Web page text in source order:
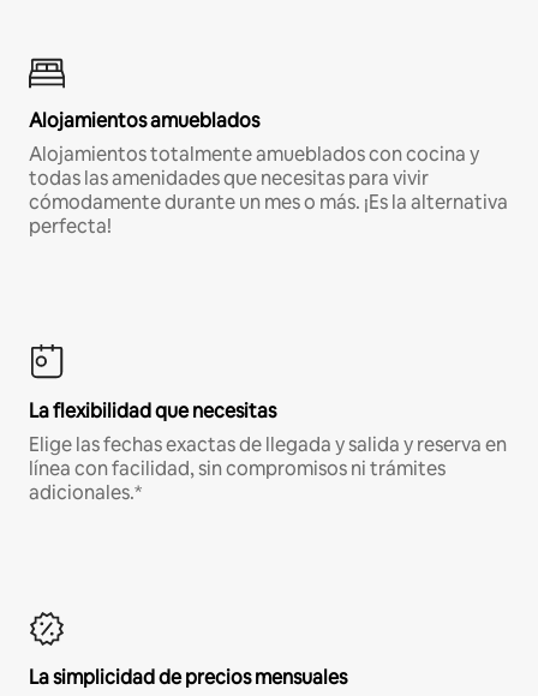
Alojamientos amueblados
Alojamientos totalmente amueblados con cocina y
todas las amenidades que necesitas para vivir
cómodamente durante un mes o más. ¡Es la alternativa
perfecta!
La flexibilidad que necesitas
Elige las fechas exactas de llegada y salida y reserva en
línea con facilidad, sin compromisos ni trámites
adicionales.*
La simplicidad de precios mensuales